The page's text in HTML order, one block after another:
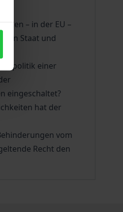
– in der EU –
in Staat und
-politik einer
eingeschaltet?
hat der
vom
Recht den